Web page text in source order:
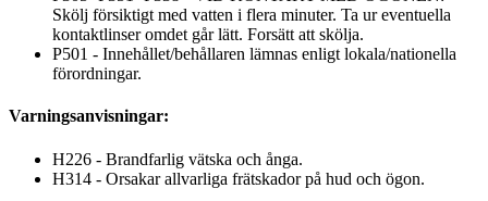
Skölj försiktigt med vatten i flera minuter. Ta ur eventuella
kontaktlinser omdet går lätt. Forsätt att skölja.
P501 - Innehållet/behållaren lämnas enligt lokala/nationella
förordningar.
Varningsanvisningar:
H226 - Brandfarlig vätska och ånga.
H314 - Orsakar allvarliga frätskador på hud och ögon.